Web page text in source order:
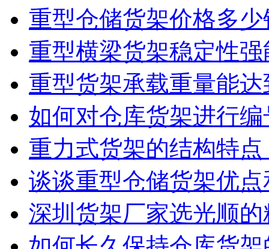
重型仓储货架价格多
重型横梁货架稳定性
重型货架承载重量能
如何对仓库货架进行编
重力式货架的结构特
谈谈重型仓储货架优
深圳货架厂家选光顺